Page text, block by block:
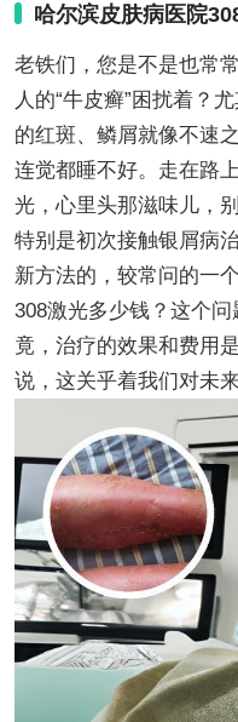
哈尔滨皮肤病医院
老铁们，您是不是也常
人的“牛皮癣”困扰着？
的红斑、鳞屑就像不速
连觉都睡不好。走在路
光，心里头那滋味儿，
特别是初次接触银屑病
新方法的，较常问的一
308激光多少钱？这个
竟，治疗的效果和费用
说，这关乎着我们对未